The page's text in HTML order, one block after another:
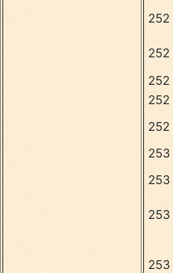
252
252
252
252
252
253
253
253
253